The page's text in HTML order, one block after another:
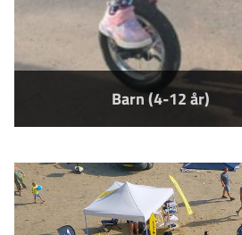
Barn (4-12 år)